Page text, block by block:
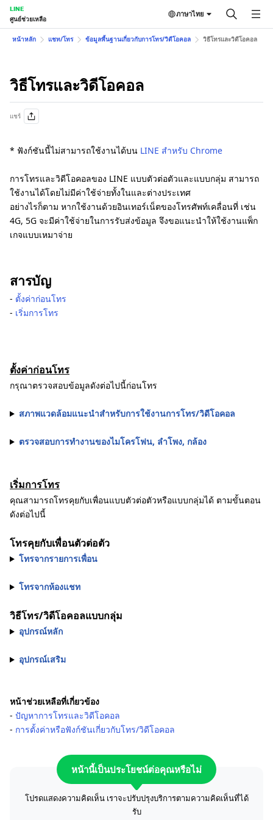
LINE
ศูนย์ช่วยเหลือ
ภาษาไทย
หน้าหลัก แชท/โทร ข้อมูลพื้นฐานเกี่ยวกับการโทร/วิดีโอคอล วิธีโทรและวิดีโอคอล
วิธีโทรและวิดีโอคอล
แชร์
* ฟังก์ชันนี้ไม่สามารถใช้งานได้บน LINE สำหรับ Chrome
การโทรและวิดีโอคอลของ LINE แบบตัวต่อตัวและแบบกลุ่ม สามารถ
ใช้งานได้โดยไม่มีค่าใช้จ่ายทั้งในและต่างประเทศ
อย่างไรก็ตาม หากใช้งานด้วยอินเทอร์เน็ตของโทรศัพท์เคลื่อนที่ เช่น
4G, 5G จะมีค่าใช้จ่ายในการรับส่งข้อมูล จึงขอแนะนำให้ใช้งานแพ็ก
เกจแบบเหมาจ่าย
สารบัญ
‐ ตั้งค่าก่อนโทร
‐ เริ่มการโทร
ตั้งค่าก่อนโทร
กรุณาตรวจสอบข้อมูลดังต่อไปนี้ก่อนโทร
สภาพแวดล้อมแนะนำสำหรับการใช้งานการโทร/วิดีโอคอล
ตรวจสอบการทำงานของไมโครโฟน, ลำโพง, กล้อง
เริ่มการโทร
คุณสามารถโทรคุยกับเพื่อนแบบตัวต่อตัวหรือแบบกลุ่มได้ ตามขั้นตอน
ดังต่อไปนี้
โทรคุยกับเพื่อนตัวต่อตัว
โทรจากรายการเพื่อน
โทรจากห้องแชท
วิธีโทร/วิดีโอคอลแบบกลุ่ม
อุปกรณ์หลัก
อุปกรณ์เสริม
หน้าช่วยเหลือที่เกี่ยวข้อง
- ปัญหาการโทรและวิดีโอคอล
- การตั้งค่าหรือฟังก์ชันเกี่ยวกับโทร/วิดีโอคอล
หน้านี้เป็นประโยชน์ต่อคุณหรือไม่
โปรดแสดงความคิดเห็น เราจะปรับปรุงบริการตามความคิดเห็นที่ได้
รับ